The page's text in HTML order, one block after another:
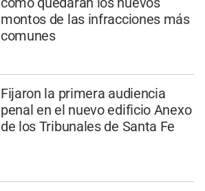
montos de las infracciones más
comunes
Fijaron la primera audiencia
penal en el nuevo edificio Anexo
de los Tribunales de Santa Fe